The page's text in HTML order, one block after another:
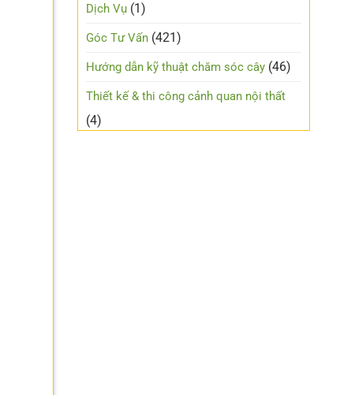
Dịch Vụ (1)
Góc Tư Vấn (421)
Hướng dẫn kỹ thuật chăm sóc cây (46)
Thiết kế & thi công cảnh quan nội thất
(4)